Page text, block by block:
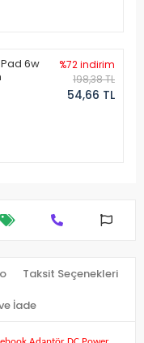
6w
%72 indirim
198,38 TL
54,66 TL
Taksit Seçenekleri
İade